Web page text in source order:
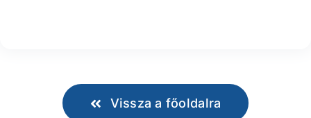
Vissza a főoldalra